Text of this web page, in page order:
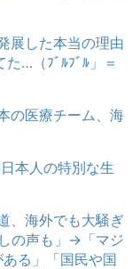
展した本当の理由
…（ﾌﾞﾙﾌﾞﾙ」＝
の医療チーム、海
本人の特別な生
、海外でも大騒ぎ
の声も」→「マジ
る」「国民や国